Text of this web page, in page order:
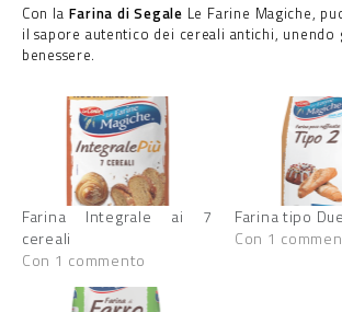
Con la Farina di Segale Le Farine Magiche,
il sapore autentico dei cereali antichi, unendo
benessere.
Farina Integrale ai 7
cereali
Con 1 commento
Farina tipo Due
Con 1